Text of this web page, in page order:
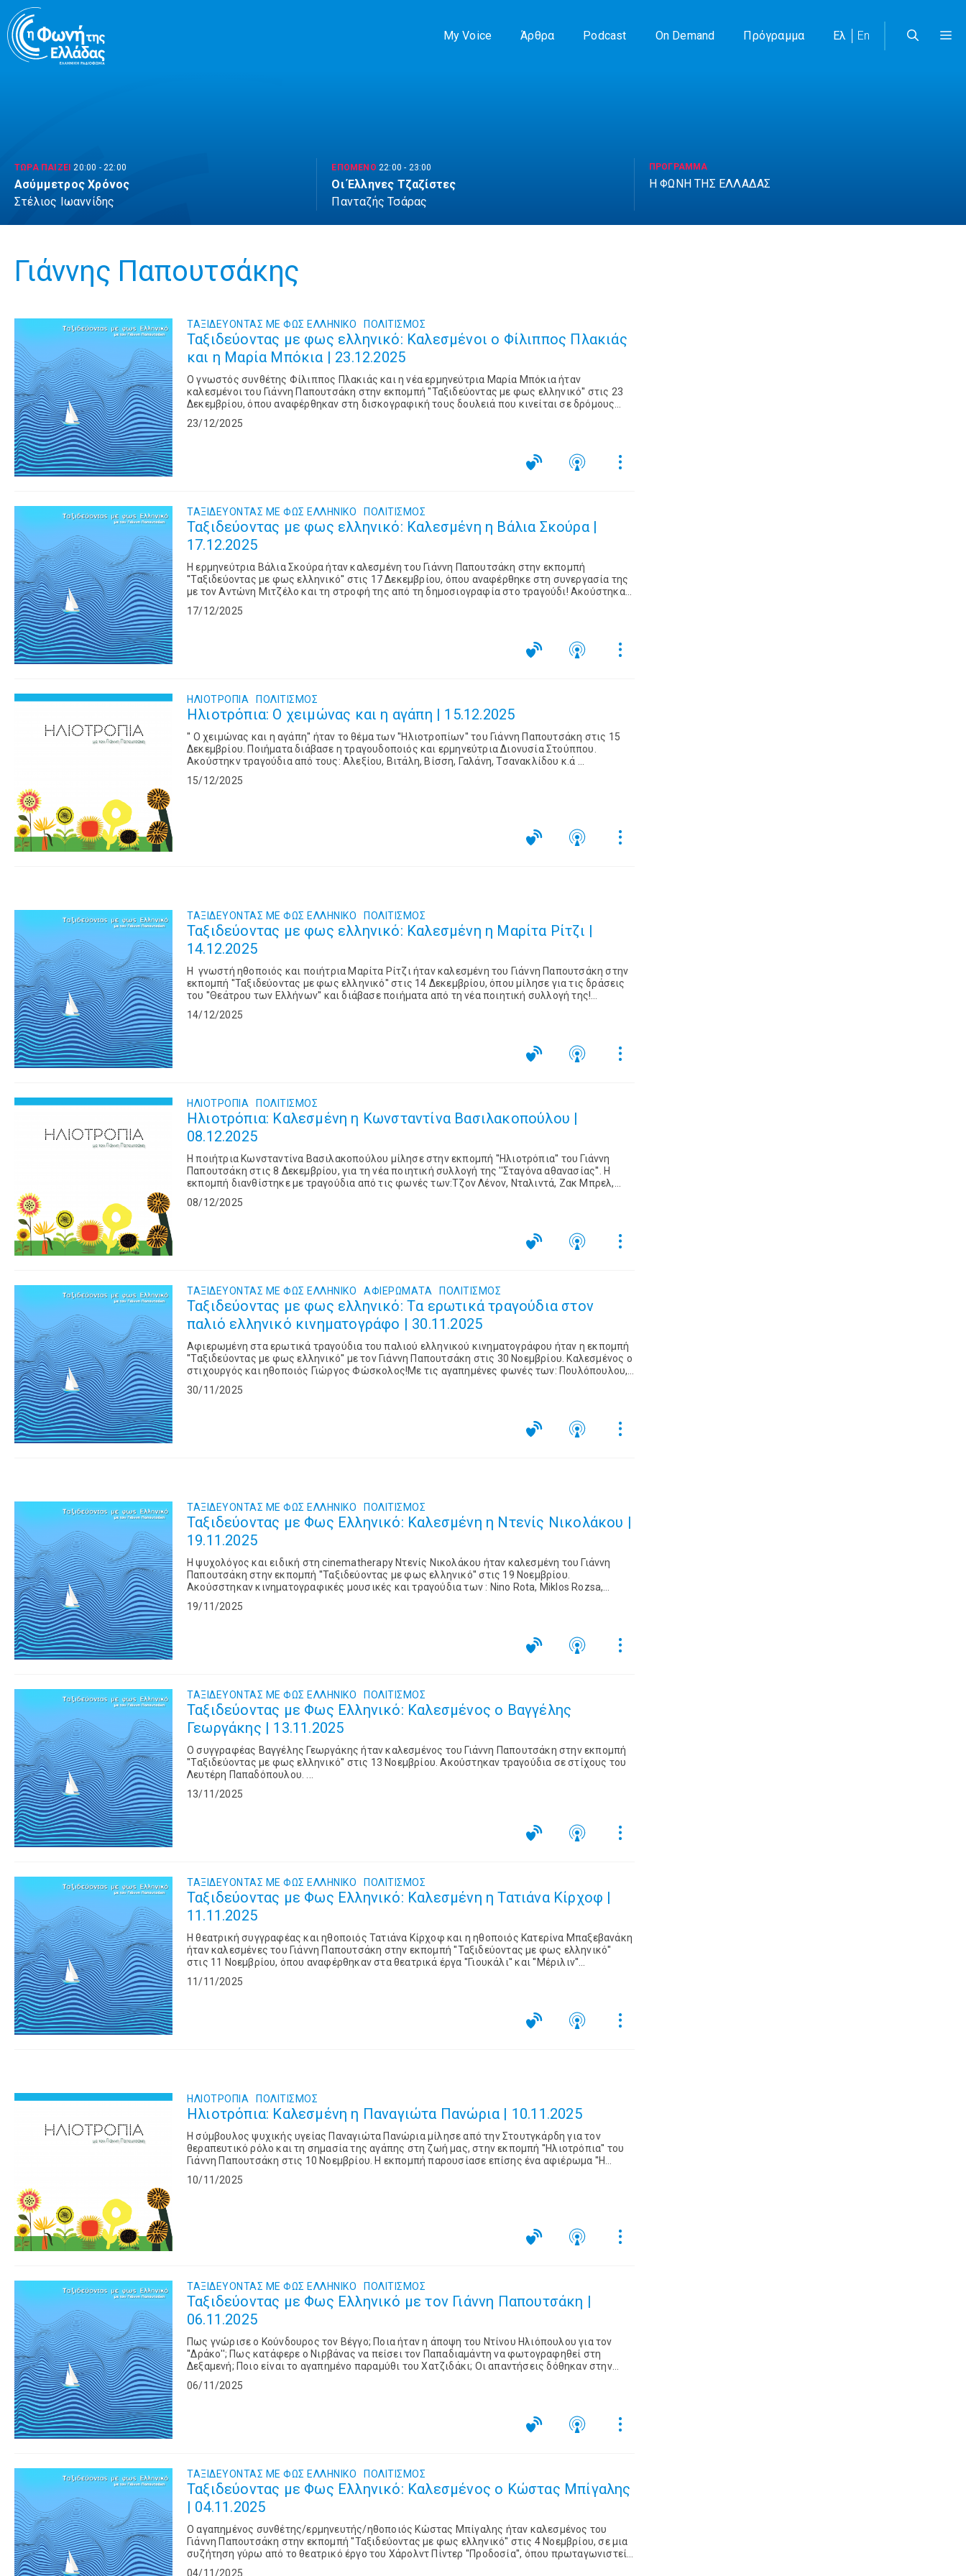
Μετάβαση
σε
περιεχόμενο
My Voice Άρθρα Podcast On Demand Πρόγραμμα Ελ En
ΤΩΡΑ ΠΑΙΖΕΙ20:00 -22:00
Ασύμμετρος Χρόνος
Στέλιος Ιωαννίδης
ΕΠΟΜΕΝΟ 22:00 - 23:00
Οι Έλληνες Τζαζίστες
Πανταζής Τσάρας
ΠΡΟΓΡΑΜΜΑ
Η ΦΩΝΗ ΤΗΣ ΕΛΛΑΔΑΣ
Γιάννης Παπουτσάκης
ΤΑΞΙΔΕΥΟΝΤΑΣ ΜΕ ΦΩΣ ΕΛΛΗΝΙΚΟ ΠΟΛΙΤΙΣΜΌΣ
Ταξιδεύοντας με φως ελληνικό: Καλεσμένοι ο Φίλιππος Πλακιάς
και η Μαρία Μπόκια | 23.12.2025
Ο γνωστός συνθέτης Φίλιππος Πλακιάς και η νέα ερμηνεύτρια Μαρία Μπόκια ήταν
καλεσμένοι του Γιάννη Παπουτσάκη στην εκπομπή ''Ταξιδεύοντας με φως ελληνικό'' στις 23
Δεκεμβρίου, όπου αναφέρθηκαν στη δισκογραφική τους δουλειά που κινείται σε δρόμους
23/12/2025
ΤΑΞΙΔΕΥΟΝΤΑΣ ΜΕ ΦΩΣ ΕΛΛΗΝΙΚΟ ΠΟΛΙΤΙΣΜΌΣ
Ταξιδεύοντας με φως ελληνικό: Καλεσμένη η Βάλια Σκούρα |
17.12.2025
Η ερμηνεύτρια Βάλια Σκούρα ήταν καλεσμένη του Γιάννη Παπουτσάκη στην εκπομπή
''Ταξιδεύοντας με φως ελληνικό'' στις 17 Δεκεμβρίου, όπου αναφέρθηκε στη συνεργασία της
με τον Αντώνη Μιτζέλο και τη στροφή της από τη δημοσιογραφία στο τραγούδι! Ακούστηκαν
17/12/2025
ΗΛΙΟΤΡΟΠΙΑ ΠΟΛΙΤΙΣΜΌΣ
Ηλιοτρόπια: Ο χειμώνας και η αγάπη | 15.12.2025
'' Ο χειμώνας και η αγάπη'' ήταν το θέμα των ''Ηλιοτροπίων'' του Γιάννη Παπουτσάκη στις 15
Δεκεμβρίου. Ποιήματα διάβασε η τραγουδοποιός και ερμηνεύτρια Διονυσία Στούππου.
15/12/2025
ΤΑΞΙΔΕΥΟΝΤΑΣ ΜΕ ΦΩΣ ΕΛΛΗΝΙΚΟ ΠΟΛΙΤΙΣΜΌΣ
Ταξιδεύοντας με φως ελληνικό: Καλεσμένη η Μαρίτα Ρίτζι |
14.12.2025
Η γνωστή ηθοποιός και ποιήτρια Μαρίτα Ρίτζι ήταν καλεσμένη του Γιάννη Παπουτσάκη στην
εκπομπή ''Ταξιδεύοντας με φως ελληνικό'' στις 14 Δεκεμβρίου, όπου μίλησε για τις δράσεις
του ''Θεάτρου των Ελλήνων'' και διάβασε ποιήματα από τη νέα ποιητική συλλογή της!
14/12/2025
ΗΛΙΟΤΡΟΠΙΑ ΠΟΛΙΤΙΣΜΌΣ
Ηλιοτρόπια: Καλεσμένη η Κωνσταντίνα Βασιλακοπούλου |
08.12.2025
Η ποιήτρια Κωνσταντίνα Βασιλακοπούλου μίλησε στην εκπομπή ''Ηλιοτρόπια'' του Γιάννη
Παπουτσάκη στις 8 Δεκεμβρίου, για τη νέα ποιητική συλλογή της ''Σταγόνα αθανασίας''. Η
εκπομπή διανθίστηκε με τραγούδια από τις φωνές των:Τζον Λένον, Νταλιντά, Ζακ Μπρελ,
08/12/2025
ΤΑΞΙΔΕΥΟΝΤΑΣ ΜΕ ΦΩΣ ΕΛΛΗΝΙΚΟ ΑΦΙΕΡΏΜΑΤΑ ΠΟΛΙΤΙΣΜΌΣ
Ταξιδεύοντας με φως ελληνικό: Tα ερωτικά τραγούδια στον
παλιό ελληνικό κινηματογράφο | 30.11.2025
Αφιερωμένη στα ερωτικά τραγούδια του παλιού ελληνικού κινηματογράφου ήταν η εκπομπή
''Ταξιδεύοντας με φως ελληνικό'' με τον Γιάννη Παπουτσάκη στις 30 Νοεμβρίου. Καλεσμένος ο
στιχουργός και ηθοποιός Γιώργος Φώσκολος!Με τις αγαπημένες φωνές των: Πουλόπουλου,
30/11/2025
ΤΑΞΙΔΕΥΟΝΤΑΣ ΜΕ ΦΩΣ ΕΛΛΗΝΙΚΟ ΠΟΛΙΤΙΣΜΌΣ
Ταξιδεύοντας με Φως Ελληνικό: Καλεσμένη η Ντενίς Νικολάκου |
19.11.2025
Η ψυχολόγος και ειδική στη cinematherapy Ντενίς Νικολάκου ήταν καλεσμένη του Γιάννη
Παπουτσάκη στην εκπομπή ''Ταξιδεύοντας με φως ελληνικό'' στις 19 Νοεμβρίου.
Ακούσστηκαν κινηματογραφικές μουσικές και τραγούδια των : Nino Rota, Miklos Rozsa,
19/11/2025
ΤΑΞΙΔΕΥΟΝΤΑΣ ΜΕ ΦΩΣ ΕΛΛΗΝΙΚΟ ΠΟΛΙΤΙΣΜΌΣ
Ταξιδεύοντας με Φως Ελληνικό: Καλεσμένος ο Βαγγέλης
Γεωργάκης | 13.11.2025
Ο συγγραφέας Βαγγέλης Γεωργάκης ήταν καλεσμένος του Γιάννη Παπουτσάκη στην εκπομπή
''Ταξιδεύοντας με φως ελληνικό'' στις 13 Νοεμβρίου. Ακούστηκαν τραγούδια σε στίχους του
Λευτέρη Παπαδόπουλου. ...
13/11/2025
ΤΑΞΙΔΕΥΟΝΤΑΣ ΜΕ ΦΩΣ ΕΛΛΗΝΙΚΟ ΠΟΛΙΤΙΣΜΌΣ
Ταξιδεύοντας με Φως Ελληνικό: Καλεσμένη η Τατιάνα Κίρχοφ |
11.11.2025
Η θεατρική συγγραφέας και ηθοποιός Τατιάνα Κίρχοφ και η ηθοποιός Κατερίνα Μπαξεβανάκη
ήταν καλεσμένες του Γιάννη Παπουτσάκη στην εκπομπή ''Ταξιδεύοντας με φως ελληνικό''
στις 11 Νοεμβρίου, όπου αναφέρθηκαν στα θεατρικά έργα ''Γιουκάλι'' και ''Μέριλιν''
11/11/2025
ΗΛΙΟΤΡΟΠΙΑ ΠΟΛΙΤΙΣΜΌΣ
Ηλιοτρόπια: Καλεσμένη η Παναγιώτα Πανώρια | 10.11.2025
Η σύμβουλος ψυχικής υγείας Παναγιώτα Πανώρια μίλησε από την Στουτγκάρδη για τον
θεραπευτικό ρόλο και τη σημασία της αγάπης στη ζωή μας, στην εκπομπή ''Ηλιοτρόπια'' του
Γιάννη Παπουτσάκη στις 10 Νοεμβρίου. Η εκπομπή παρουσίασε επίσης ένα αφιέρωμα ''Η
10/11/2025
ΤΑΞΙΔΕΥΟΝΤΑΣ ΜΕ ΦΩΣ ΕΛΛΗΝΙΚΟ ΠΟΛΙΤΙΣΜΌΣ
Ταξιδεύοντας με Φως Ελληνικό με τον Γιάννη Παπουτσάκη |
06.11.2025
Πως γνώρισε ο Κούνδουρος τον Βέγγο; Ποια ήταν η άποψη του Ντίνου Ηλιόπουλου για τον
''Δράκο''; Πως κατάφερε ο Νιρβάνας να πείσει τον Παπαδιαμάντη να φωτογραφηθεί στη
Δεξαμενή; Ποιο είναι το αγαπημένο παραμύθι του Χατζιδάκι; Οι απαντήσεις δόθηκαν στην
06/11/2025
ΤΑΞΙΔΕΥΟΝΤΑΣ ΜΕ ΦΩΣ ΕΛΛΗΝΙΚΟ ΠΟΛΙΤΙΣΜΌΣ
Ταξιδεύοντας με Φως Ελληνικό: Καλεσμένος ο Κώστας Μπίγαλης
| 04.11.2025
Ο αγαπημένος συνθέτης/ερμηνευτής/ηθοποιός Κώστας Μπίγαλης ήταν καλεσμένος του
Γιάννη Παπουτσάκη στην εκπομπή ''Ταξιδεύοντας με φως ελληνικό'' στις 4 Νοεμβρίου, σε μια
συζήτηση γύρω από το θεατρικό έργο του Χάρολντ Πίντερ ''Προδοσία'', όπου πρωταγωνιστεί.
04/11/2025